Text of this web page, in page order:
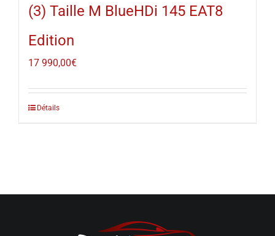
(3) Taille M BlueHDi 145 EAT8
Edition
17 990,00€
Détails